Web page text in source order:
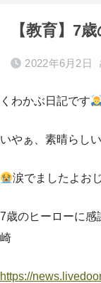
【教育】7
2022年6月2日
くわかぶ日記です
いやぁ、素晴らしい
涙でましたよお
7歳のヒーローに
崎
https://